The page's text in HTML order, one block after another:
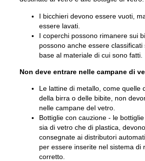
Demolizione e ristrutturazione
Tariffe rifiuti (private)
Link alle regole di base di BRK
Guida AT
Regolamenti sui rifiuti
Offerte di lavoro
L'azienda BOFA
I bicchieri devono essere vuoti,
essere lavati.
I coperchi possono rimanere sui
possono anche essere
base al materiale di cui sono fatti.
Non deve entrare nelle campane di
Le lattine di metallo, come quelle
della birra o delle bibite, non
nelle campane del vetro.
Bottiglie con cauzione - le
sia di vetro che di plastica,
consegnate ai distributori
per essere inserite nel sistema di
corretto.